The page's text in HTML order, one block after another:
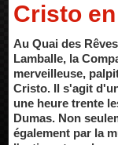
Cristo
Au Quai des
Lamballe, la
merveilleuse,
Cristo. Il s'agit
une heure trente
Dumas. Non
également par la